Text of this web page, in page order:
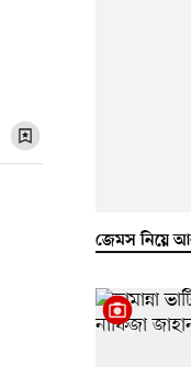
জেমস নিয়ে